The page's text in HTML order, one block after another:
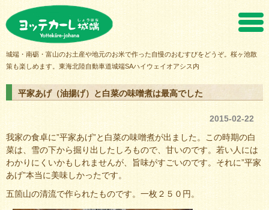
城端・南砺・富山のお土産や地元のお米で作った自慢のおむすびをどうぞ。桜ヶ池散
策も楽しめます。東海北陸自動車道城端SAハイウェイオアシス内
平家あげ（油揚げ）と白菜の味噌煮は最高でした
2015-02-22
我家の食卓に”平家あげ”と白菜の味噌煮が出ました。この時期の白
菜は、雪の下から掘り出したしろもので、甘いのです。若い人には
わかりにくいかもしれませんが、旨味がすごいのです。それに”平家
あげ”本当に美味しかったです。
五箇山の清流で作られたものです。一枚２５０円。